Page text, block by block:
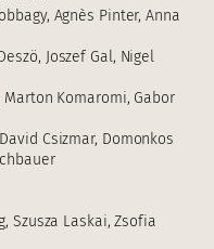
Agnès Pinter, Anna
Joszef Gal, Nigel
Komaromi, Gabor
Csizmar, Domonkos
Szusza Laskai, Zsofia